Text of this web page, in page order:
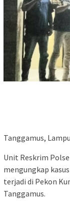
Tanggamus,
Unit Reskrim
mengungkap
terjadi di Pekon
Tanggamus.